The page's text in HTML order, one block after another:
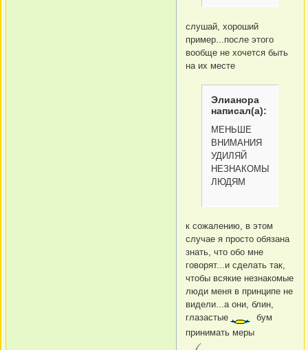
слушай, хороший
пример...после этого
вообще не хочется быть
на их месте
Элианора
написал(а):
МЕНЬШЕ
ВНИМАНИЯ
УДИЛЯЙ
НЕЗНАКОМЫМ
ЛЮДЯМ
к сожалению, в этом
случае я просто обязана
знать, что обо мне
говорят...и сделать так,
чтобы всякие незнакомые
люди меня в принципе не
видели...а они, блин,
глазастые
бум
принимать меры